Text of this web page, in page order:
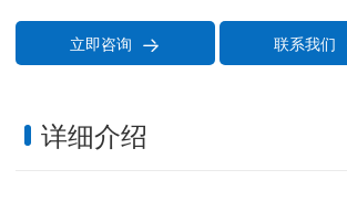
立即咨询  联系我们
详细介绍